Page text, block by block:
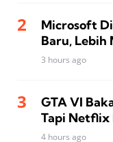
Microsoft
Baru, Lebih
3 hours ago
GTA VI
Tapi Netflix
4 hours ago